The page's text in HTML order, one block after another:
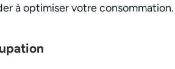
à optimiser votre consommation.